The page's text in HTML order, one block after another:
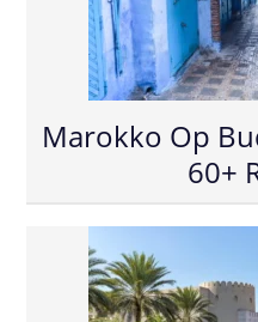
Marokko Op
60+